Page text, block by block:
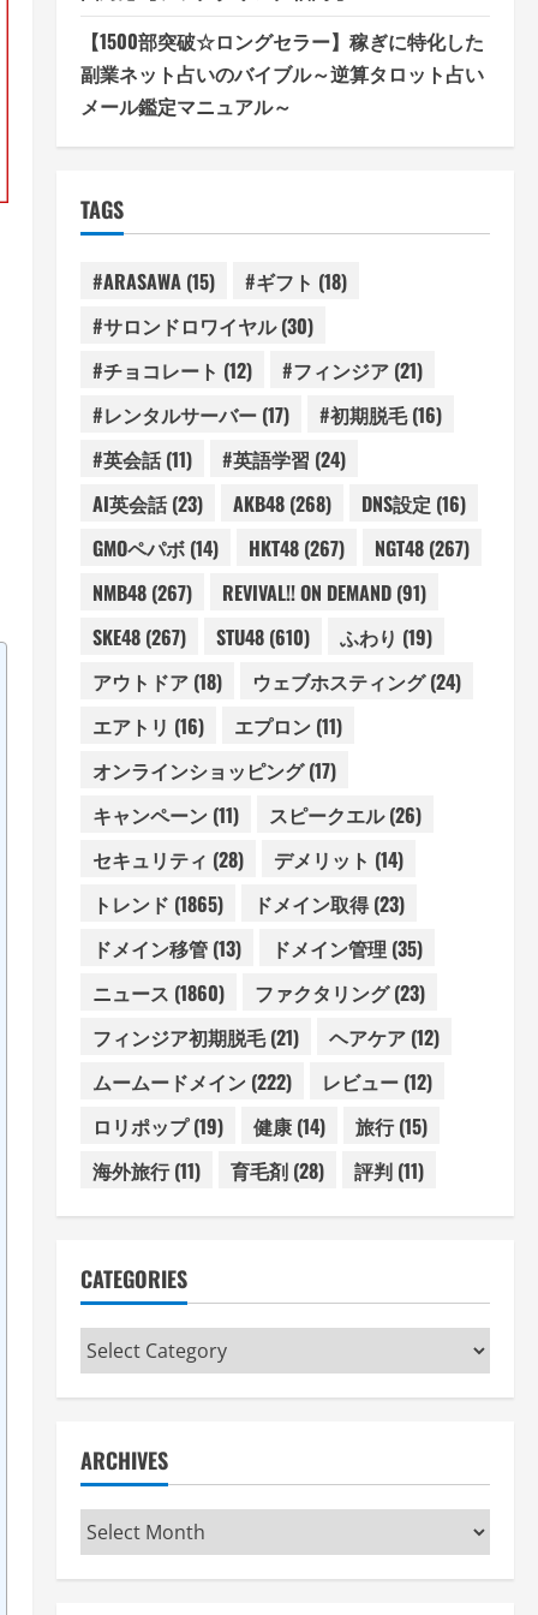
【1500部突破☆ロングセラー】稼ぎに特化した
副業ネット占いのバイブル～逆算タロット占い
メール鑑定マニュアル～
TAGS
#ARASAWA(15) #ギフト (18)
#サロンドロワイヤル(30)
#チョコレート (12) #フィンジア(21)
#レンタルサーバー(17) #初期脱毛(16)
#英会話(11) #英語学習 (24)
AI英会話(23) AKB48(268) DNS設定 (16)
GMOペパボ(14) HKT48(267) NGT48(267)
NMB48(267) REVIVAL!! ON DEMAND(91)
SKE48(267) STU48(610) ふわり (19)
アウトドア(18) ウェブホスティング(24)
エアトリ (16) エプロン(11)
オンラインショッピング(17)
キャンペーン(11) スピークエル(26)
セキュリティ (28) デメリット (14)
トレンド (1865) ドメイン取得(23)
ドメイン移管(13) ドメイン管理 (35)
ニュース (1860) ファクタリング(23)
フィンジア初期脱毛(21) ヘアケア(12)
ムームードメイン(222) レビュー(12)
ロリポップ(19) 健康(14) 旅行(15)
海外旅行(11) 育毛剤(28) 評判(11)
CATEGORIES
Categories
ARCHIVES
Archives